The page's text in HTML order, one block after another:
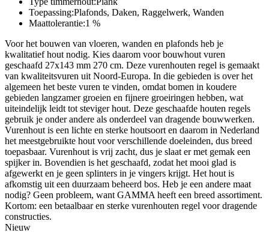
Toepassing:Plafonds, Daken, Raggelwerk, Wanden
Maattolerantie:1 %
Voor het bouwen van vloeren, wanden en plafonds heb je
kwalitatief hout nodig. Kies daarom voor bouwhout vuren
geschaafd 27x143 mm 270 cm. Deze vurenhouten regel is gemaakt
van kwaliteitsvuren uit Noord-Europa. In die gebieden is over het
algemeen het beste vuren te vinden, omdat bomen in koudere
gebieden langzamer groeien en fijnere groeiringen hebben, wat
uiteindelijk leidt tot steviger hout. Deze geschaafde houten regels
gebruik je onder andere als onderdeel van dragende bouwwerken.
Vurenhout is een lichte en sterke houtsoort en daarom in Nederland
het meestgebruikte hout voor verschillende doeleinden, dus breed
toepasbaar. Vurenhout is vrij zacht, dus je slaat er met gemak een
spijker in. Bovendien is het geschaafd, zodat het mooi glad is
afgewerkt en je geen splinters in je vingers krijgt. Het hout is
afkomstig uit een duurzaam beheerd bos. Heb je een andere maat
nodig? Geen probleem, want GAMMA heeft een breed assortiment.
Kortom: een betaalbaar en sterke vurenhouten regel voor dragende
constructies.
Nieuw